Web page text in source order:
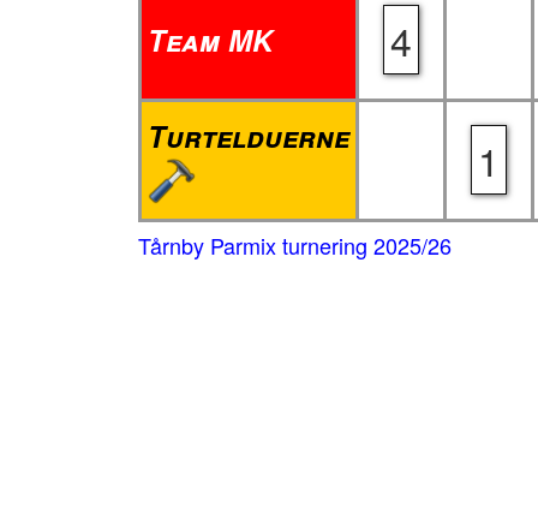
Team MK 4
Turtelduerne 1
Tårnby Parmix turnering 2025/26